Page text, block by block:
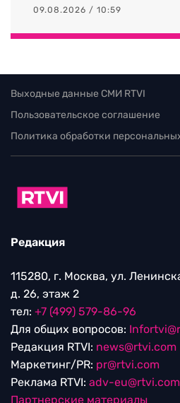
09.08.2026 / 10:59
Выходные данные СМИ RTVI
Пользовательское соглашение
Политика обработки
Редакция
115280, г. Москва, ул.
д. 26, этаж 2
тел: +7 (499) 579-86-96
Для общих вопросов:
Редакция RTVI: news@rtvi.com
Маркетинг/PR: pr@rtvi.com
Реклама RTVI: adv-eu@rtvi.com
Партнерские материалы